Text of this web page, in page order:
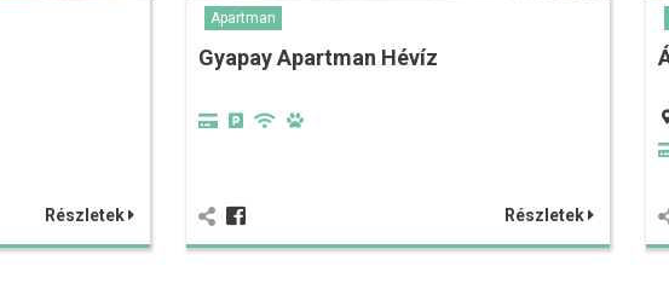
Részletek
Apartman
Gyapay Apartman Hévíz
Részletek